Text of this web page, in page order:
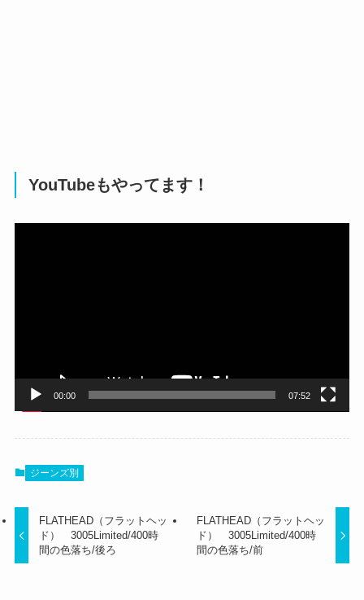
YouTubeもやってます！
00:00 07:52
ジーンズ別
FLATHEAD（フラットヘッ
ド） 3005Limited/400時
間の色落ち/後ろ
FLATHEAD（フラットヘッ
ド） 3005Limited/400時
間の色落ち/前